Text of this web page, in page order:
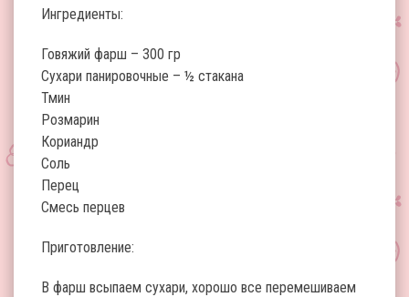
Ингредиенты:
Говяжий фарш – 300 гр
Сухари панировочные – ½ стакана
Тмин
Розмарин
Кориандр
Соль
Перец
Смесь перцев
Приготовление:
В фарш всыпаем сухари, хорошо все перемешиваем